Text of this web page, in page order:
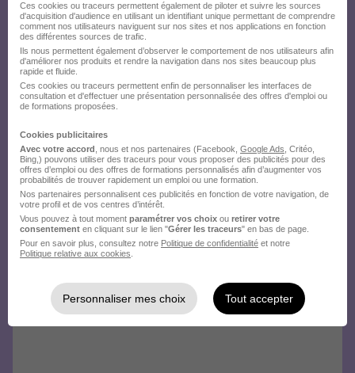
Ces cookies ou traceurs permettent également de piloter et suivre les sources
d'acquisition d'audience en utilisant un identifiant unique permettant de comprendre
comment nos utilisateurs naviguent sur nos sites et nos applications en fonction
des différentes sources de trafic.
Ils nous permettent également d’observer le comportement de nos utilisateurs afin
d'améliorer nos produits et rendre la navigation dans nos sites beaucoup plus
rapide et fluide.
Ces cookies ou traceurs permettent enfin de personnaliser les interfaces de
consultation et d'effectuer une présentation personnalisée des offres d'emploi ou
de formations proposées.
Cookies publicitaires
Avec votre accord , nous et nos partenaires (Facebook, Google Ads , Critéo,
Bing,) pouvons utiliser des traceurs pour vous proposer des publicités pour des
offres d’emploi ou des offres de formations personnalisés afin d’augmenter vos
probabilités de trouver rapidement un emploi ou une formation.
Nos partenaires personnalisent ces publicités en fonction de votre navigation, de
votre profil et de vos centres d’intérêt.
Vous pouvez à tout moment paramétrer vos choix ou retirer votre
consentement en cliquant sur le lien "Gérer les traceurs" en bas de page.
Pour en savoir plus, consultez notre Politique de confidentialité et notre
Politique relative aux cookies
Personnaliser mes choix Tout accepter